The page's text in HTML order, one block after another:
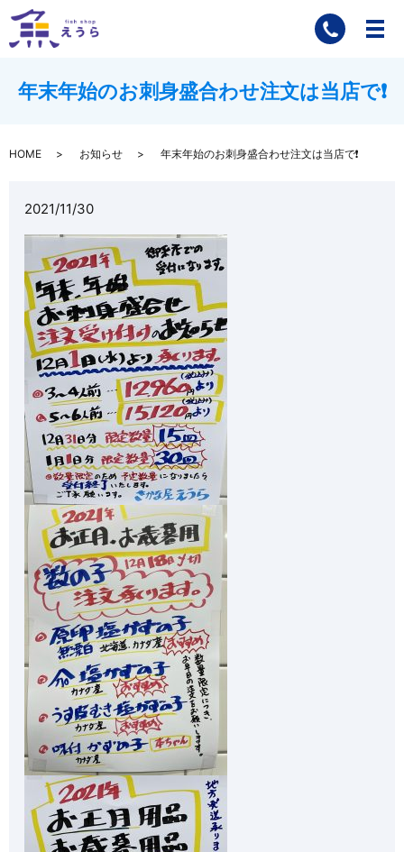
年末年始のお刺身盛合わせ注文は当店で❗️
HOME お知らせ 年末年始のお刺身盛合わせ注文は当店で❗️
2021/11/30